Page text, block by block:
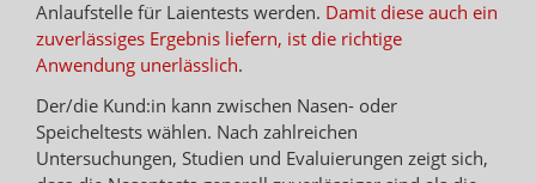
Anlaufstelle für Laientests werden. Damit diese auch ein
zuverlässiges Ergebnis liefern, ist die richtige
Anwendung unerlässlich.
Der/die Kund:in kann zwischen Nasen- oder
Speicheltests wählen. Nach zahlreichen
Untersuchungen, Studien und Evaluierungen zeigt sich,